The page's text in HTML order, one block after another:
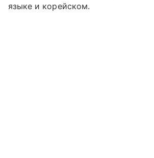
языке и корейском.